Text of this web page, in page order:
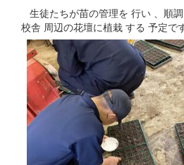
生徒たちが苗の管理を 行い 、順
校舎 周辺の花壇に植栽 する 予定で